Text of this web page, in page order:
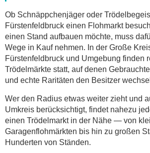
Ob Schnäppchenjäger oder
Fürstenfeldbruck einen Flohmarkt
einen Stand aufbauen möchte, muss
Wege in Kauf nehmen. In der Große
Fürstenfeldbruck und Umgebung finden
Trödelmärkte statt, auf denen
und echte Raritäten den Besitzer
Wer den Radius etwas weiter zieht und
Umkreis berücksichtigt, findet nahezu
einen Trödelmarkt in der Nähe — von
Garagenflohmärkten bis hin zu großen
Hunderten von Ständen.